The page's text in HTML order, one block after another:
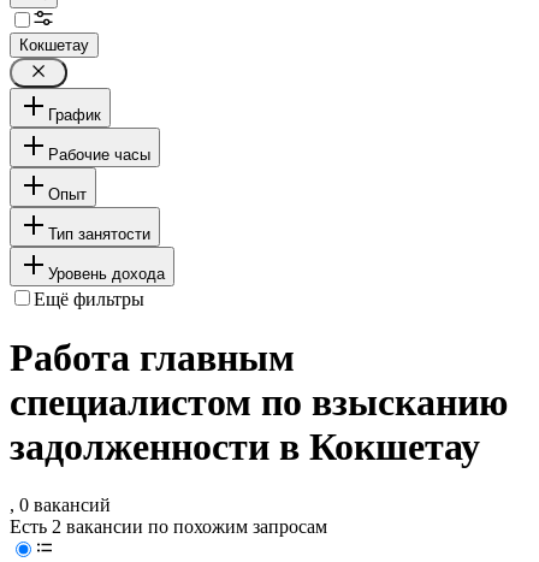
Кокшетау
График
Рабочие часы
Опыт
Тип занятости
Уровень дохода
Ещё фильтры
Работа главным
специалистом по взысканию
задолженности в Кокшетау
, 0 вакансий
Есть 2 вакансии по похожим запросам